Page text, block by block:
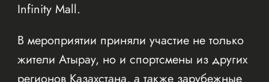
Infinity Mall.
В мероприятии приняли участие не только
жители Атырау, но и спортсмены из других